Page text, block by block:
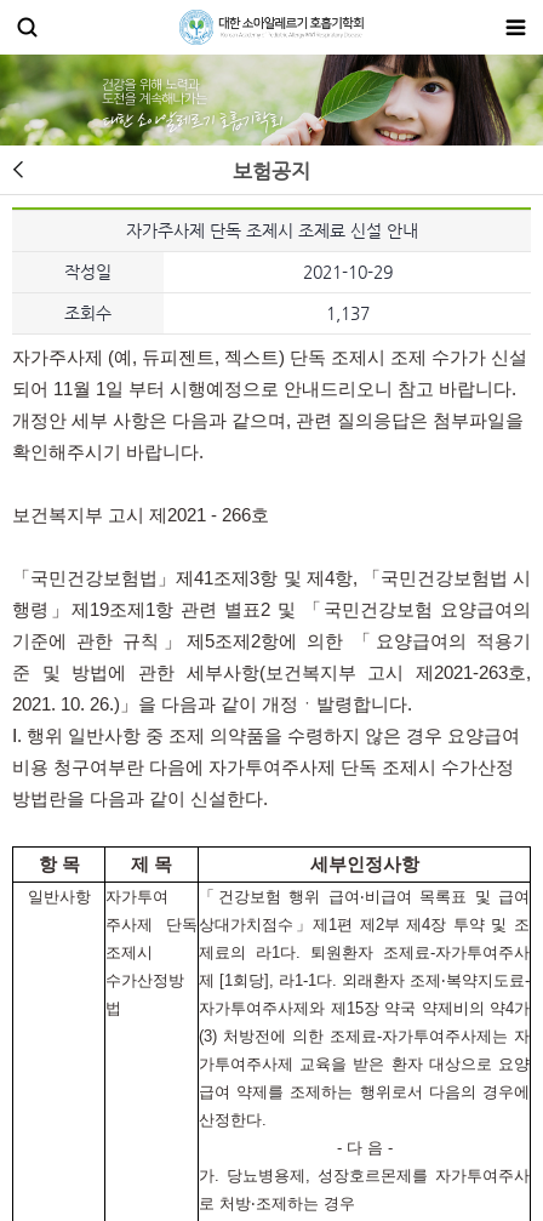
보험공지
자가주사제 단독 조제시 조제료 신설 안내
작성일 2021-10-29
조회수 1,137
자가주사제 (예, 듀피젠트, 젝스트) 단독 조제시 조제 수가가 신설
되어 11월 1일 부터 시행예정으로 안내드리오니 참고 바랍니다.
개정안 세부 사항은 다음과 같으며, 관련 질의응답은 첨부파일을
확인해주시기 바랍니다.
보건복지부 고시 제2021 - 266호
「국민건강보험법」제41조제3항 및 제4항, 「국민건강보험법 시
행령」제19조제1항 관련
별표2 및 「국민건강보험 요양급여의
기준에 관한 규칙」제5조제2항에 의한 「요양급여의 적용기
준 및 방법에 관한 세부사항(보건복지부 고시 제2021-263호,
2021. 10. 26.)」을 다음과 같이 개정ㆍ 발령합니다.
Ⅰ. 행위 일반사항 중 조제 의약품을 수령하지 않은 경우 요양급여
비용 청구여부란 다음에 자가투여주사제 단독 조제시 수가산정
방법란을 다음과 같이 신설한다.
항 목 제 목 세부인정사항
일반사항
자가투여
주사제 단독
조제시
수가산정방
법
「건강보험 행위 급여‧비급여 목록표 및 급여
상대가치점수」제1편 제2부 제4장 투약 및 조
제료의 라1다. 퇴원환자 조제료-자가투여주사
제 [1회당], 라1-1다. 외래환자 조제‧복약지도료-
자가투여주사제와 제15장 약국 약제비의 약4가
(3) 처방전에 의한 조제료-자가투여주사제는 자
가투여주사제 교육을 받은 환자 대상으로 요양
급여 약제를 조제하는 행위로서 다음의 경우에
산정한다.
- 다 음 -
가. 당뇨병용제, 성장호르몬제를 자가투여주사
로 처방‧조제하는 경우